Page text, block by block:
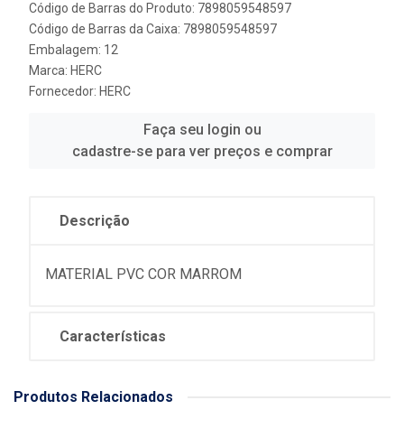
Código de Barras do Produto: 7898059548597
Código de Barras da Caixa: 7898059548597
Embalagem: 12
Marca: HERC
Fornecedor: HERC
Faça seu login ou
cadastre-se para ver preços e comprar
Descrição
MATERIAL PVC COR MARROM
Características
Produtos Relacionados